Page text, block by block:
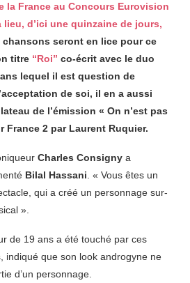
la France au Concours Eurovision
d’ici une quinzaine de jours,
chansons seront en lice pour ce
titre “Roi” co-écrit avec le duo
lequel il est question de
de soi, il en a aussi
de l’émission « On n’est pas
France 2 par Laurent Ruquier.
Charles Consigny a
Bilal Hassani . « Vous êtes un
qui a créé un personnage sur-
».
de 19 ans a été touché par ces
indiqué que son look androgyne ne
d’un personnage.